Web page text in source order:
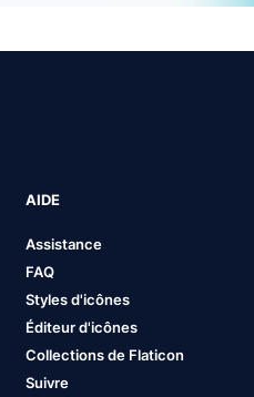
AIDE
Assistance
FAQ
Styles d'icônes
Éditeur d'icônes
Collections de Flaticon
Suivre